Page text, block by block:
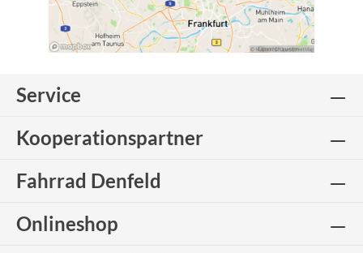
Service
Kooperationspartner
Fahrrad Denfeld
Onlineshop